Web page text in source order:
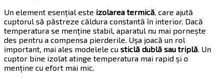
Un element esențial este izolarea termică , care ajută
cuptorul să păstreze căldura constantă în interior. Dacă
temperatura se menține stabil, aparatul nu mai pornește
des pentru a compensa pierderile. Ușa joacă un rol
important, mai ales modelele cu sticlă dublă sau triplă . Un
cuptor bine izolat atinge temperatura mai rapid și o
menține cu efort mai mic.